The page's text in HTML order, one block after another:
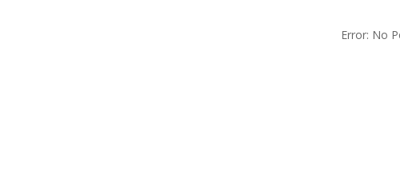
Error: No